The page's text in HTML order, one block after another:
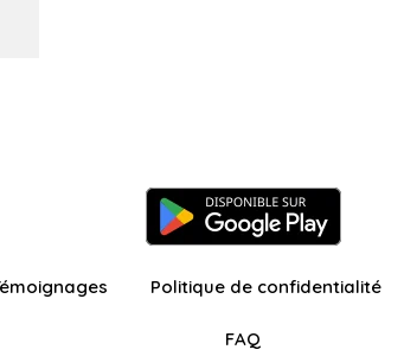
Politique de confidentialité
FAQ